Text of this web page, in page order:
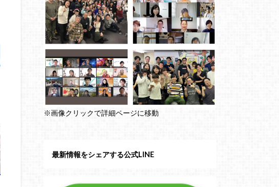
※画像クリックで詳細ページに移動
最新情報をシェアする公式LINE